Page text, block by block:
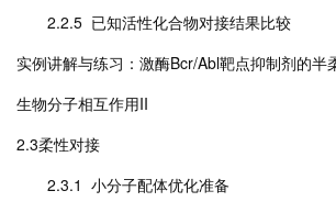
2.2.5 已知活性化合物对接结果比较
实例讲解与练习：激酶Bcr/Abl靶点抑制剂的半
生物分子相互作用II
2.3柔性对接
2.3.1 小分子配体优化准备